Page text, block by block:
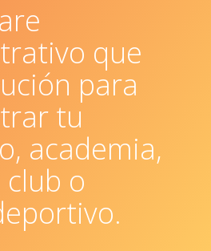
que
para
tu
, academia,
club o